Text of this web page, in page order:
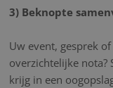
3) Beknopte
Uw event, gesprek
overzichtelijke nota?
krijg in een